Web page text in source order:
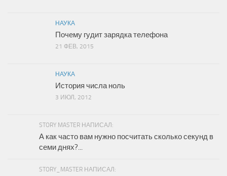
НАУКА
Почему гудит зарядка телефона
21 ФЕВ, 2015
НАУКА
История числа ноль
3 ИЮЛ, 2012
STORY MASTER НАПИСАЛ:
А как часто вам нужно посчитать сколько секунд в
семи днях?...
STORY_MASTER НАПИСАЛ: